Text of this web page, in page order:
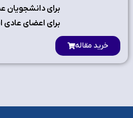
برای دانشجویان عضو
برای اعضای عادی انجمن :
خرید مقاله